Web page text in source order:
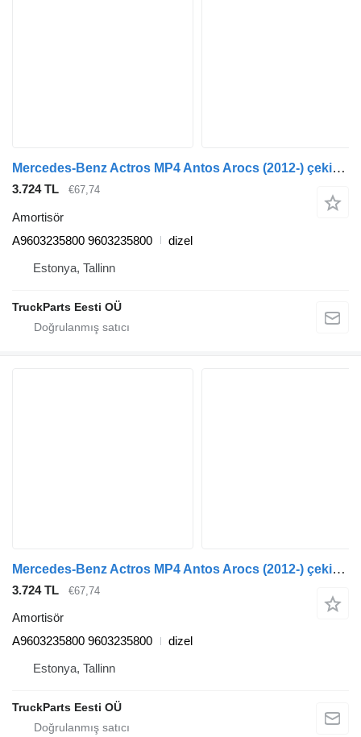
Mercedes-Benz Actros MP4 Antos Arocs (2012-) çekici için Sachs mercedes-benz, sachs arocs 2635 (01.13-) A9603235800 amortisör
3.724 TL €67,74
Amortisör
A9603235800 9603235800
dizel
Estonya, Tallinn
TruckParts Eesti OÜ
Mercedes-Benz Actros MP4 Antos Arocs (2012-) çekici için Sachs mercedes-benz, sachs arocs 2635 (01.13-) A9603235800 amortisör
3.724 TL €67,74
Amortisör
A9603235800 9603235800
dizel
Estonya, Tallinn
TruckParts Eesti OÜ